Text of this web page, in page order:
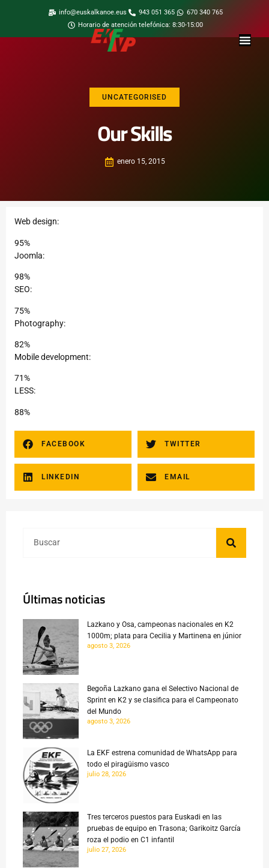
info@euskalkanoe.eus 943 051 365
670 340 765
Horario de atención telefónica: 8:30-15:00
UNCATEGORISED
Our Skills
enero 15, 2015
Web design:
95%
Joomla:
98%
SEO:
75%
Photography:
82%
Mobile development:
71%
LESS:
88%
FACEBOOK TWITTER
LINKEDIN EMAIL
Últimas noticias
Lazkano y Osa, campeonas nacionales en K2
1000m; plata para Cecilia y Martinena en júnior
agosto 3, 2026
Begoña Lazkano gana el Selectivo Nacional de
Sprint en K2 y se clasifica para el Campeonato
del Mundo
agosto 3, 2026
La EKF estrena comunidad de WhatsApp para
todo el piragüismo vasco
julio 28, 2026
Tres terceros puestos para Euskadi en las
pruebas de equipo en Trasona; Garikoitz García
roza el podio en C1 infantil
julio 27, 2026